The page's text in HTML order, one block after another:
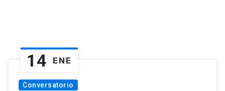
14 ENE
Conversatorio